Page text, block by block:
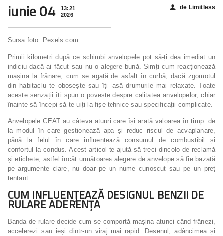
iunie 04
13:21
2026
👤 de Limitless
Sursa foto: Pexels.com
Primii kilometri după ce schimbi anvelopele pot să-ți dea imediat un
indiciu dacă ai făcut sau nu o alegere bună. Simți cum reacționează
mașina la frânare, cum se agață de asfalt în curbă, dacă zgomotul
din habitaclu te obosește sau îți lasă drumurile mai relaxate. Toate
aceste senzații îți spun o poveste despre calitatea anvelopelor, chiar
înainte să începi să te uiți la fișe tehnice sau specificații complicate.
Anvelopele CEAT au câteva atuuri care își arată valoarea în timp: de
la modul în care gestionează apa și reduc riscul de acvaplanare,
până la felul în care influențează consumul de combustibil și
confortul la condus. Acest articol te ajută să treci dincolo de reclamă
și etichete, astfel încât următoarea alegere de anvelope să fie bazată
pe argumente clare, nu doar pe un nume cunoscut sau pe un preț
tentant.
CUM INFLUENȚEAZĂ DESIGNUL BENZII DE
RULARE ADERENȚA
Banda de rulare decide cum se comportă mașina atunci când frânezi,
accelerezi sau ieși dintr-un viraj mai rapid. Desenul, adâncimea și